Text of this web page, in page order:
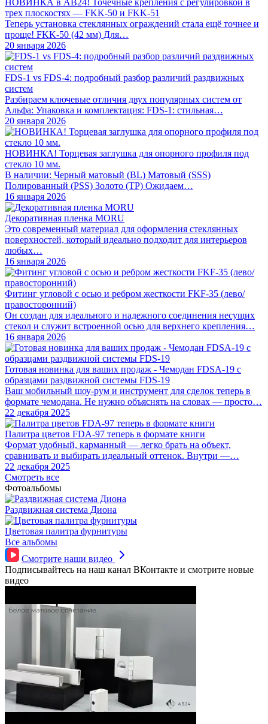
НОВИНКА в АВ24! Точечные крепления с регулировкой в
трех плоскостях — FKK-50 и FKK-51
Теперь установка стеклянных ограждений стала ещё точнее и
проще! FKK-50 (42 мм) Для…
20 января 2026
FDS-1 vs FDS-4: подробный разбор различий раздвижных
систем
Разбираем ключевые отличия двух популярных систем от
Альфа: Упаковка и комплектация: FDS-1: стильная…
20 января 2026
НОВИНКА! Торцевая заглушка для опорного профиля под
стекло 10 мм.
В наличии: Черный матовый (BL) Матовый (SSS)
Полированный (PSS) Золото (TP) Ожидаем…
16 января 2026
Декоративная пленка MORU
Это современный материал для оформления стеклянных
поверхностей, который идеально подходит для интерьеров
любых…
16 января 2026
Фитинг угловой с осью и ребром жесткости FKF-35 (лево/
правосторонний)
Он создан для идеального и надежного соединения несущих
стекол и служит встроенной осью для верхнего крепления…
16 января 2026
Готовая новинка для ваших продаж - Чемодан FDSA-19 с
образцами раздвижной системы FDS‑19
Ваш мобильный шоу-рум и инструмент для сделок теперь в
формате чемодана. Не нужно объяснять на словах — просто…
22 декабря 2025
Палитра цветов FDA-97 теперь в формате книги
Формат удобный, карманный — легко брать на объект,
сравнивать и выбирать идеальный оттенок. Внутри —…
22 декабря 2025
Смотреть все
Фотоальбомы
Раздвижная система Диона
Цветовая палитра фурнитуры
Все альбомы
Смотрите наши видео
Подписывайтесь на наш канал ВКонтакте и смотрите новые
видео